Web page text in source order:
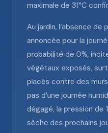
maximale de 31°C
Au jardin, l’absence de
annoncée pour la
probabilité de 0%,
végétaux exposés,
placés contre des murs
pas d’une journée
dégagé, la pression de
sèche des prochains